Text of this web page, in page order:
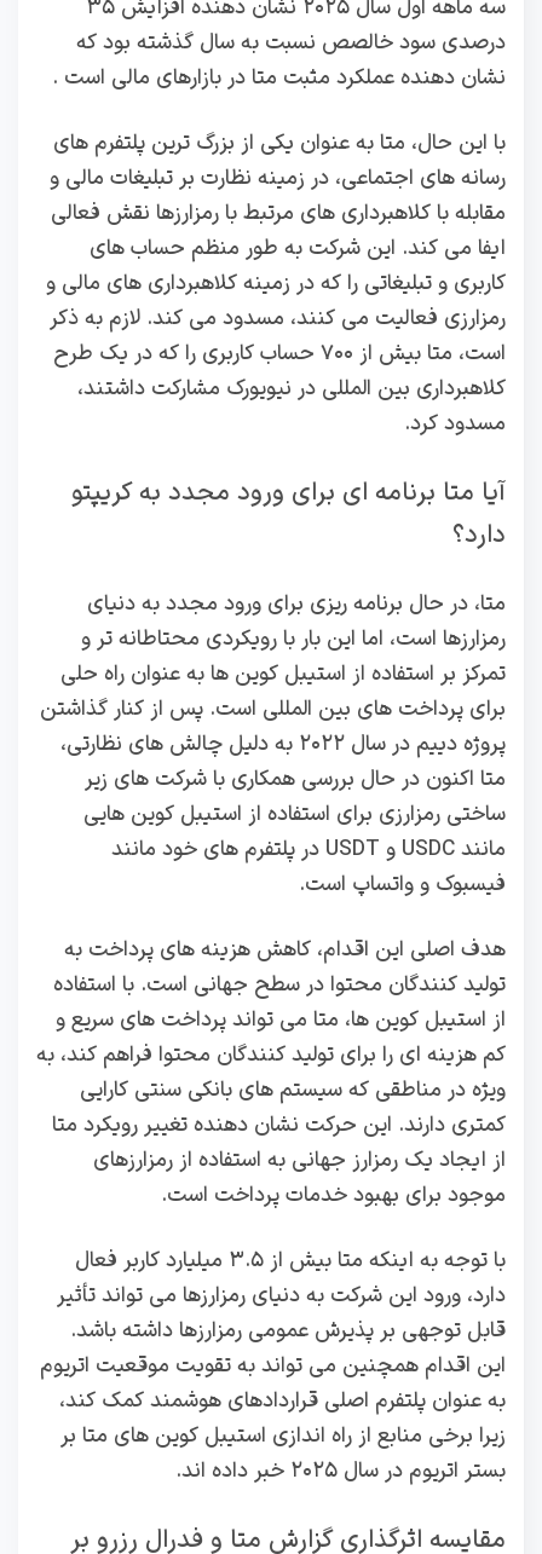
سه‌ ماهه اول سال ۲۰۲۵ نشان‌ دهنده افزایش ۳۵
درصدی سود خالصص نسبت به سال گذشته بود که
نشان‌ دهنده عملکرد مثبت متا در بازارهای مالی است .
با این حال، متا به‌ عنوان یکی از بزرگ‌ ترین پلتفرم‌ های
رسانه‌ های اجتماعی، در زمینه نظارت بر تبلیغات مالی و
مقابله با کلاهبرداری‌ های مرتبط با رمزارزها نقش فعالی
ایفا می‌ کند. این شرکت به‌ طور منظم حساب‌ های
کاربری و تبلیغاتی را که در زمینه کلاهبرداری‌ های مالی و
رمزارزی فعالیت می‌ کنند، مسدود می‌ کند. لازم به ذکر
است، متا بیش از ۷۰۰ حساب کاربری را که در یک طرح
کلاهبرداری بین‌ المللی در نیویورک مشارکت داشتند،
مسدود کرد.
آیا متا برنامه ‌ای برای ورود مجدد به کریپتو
دارد؟
متا، در حال برنامه‌ ریزی برای ورود مجدد به دنیای
رمزارزها است، اما این بار با رویکردی محتاطانه‌ تر و
تمرکز بر استفاده از استیبل‌ کوین‌ ها به‌ عنوان راه‌ حلی
برای پرداخت‌ های بین‌ المللی است. پس از کنار گذاشتن
پروژه دییم در سال ۲۰۲۲ به‌ دلیل چالش‌ های نظارتی،
متا اکنون در حال بررسی همکاری با شرکت‌ های زیر
ساختی رمزارزی برای استفاده از استیبل‌ کوین‌ هایی
مانند USDC و USDT در پلتفرم‌ های خود مانند
فیسبوک و واتساپ است.
هدف اصلی این اقدام، کاهش هزینه‌ های پرداخت به
تولید کنندگان محتوا در سطح جهانی است. با استفاده
از استیبل‌ کوین‌ ها، متا می‌ تواند پرداخت‌ های سریع و
کم‌ هزینه‌ ای را برای تولید کنندگان محتوا فراهم کند، به‌
ویژه در مناطقی که سیستم‌ های بانکی سنتی کارایی
کمتری دارند. این حرکت نشان‌ دهنده تغییر رویکرد متا
از ایجاد یک رمزارز جهانی به استفاده از رمزارزهای
موجود برای بهبود خدمات پرداخت است.
با توجه به اینکه متا بیش از ۳.۵ میلیارد کاربر فعال
دارد، ورود این شرکت به دنیای رمزارزها می‌ تواند تأثیر
قابل‌ توجهی بر پذیرش عمومی رمزارزها داشته باشد.
این اقدام همچنین می‌ تواند به تقویت موقعیت اتریوم
به‌ عنوان پلتفرم اصلی قراردادهای هوشمند کمک کند،
زیرا برخی منابع از راه‌ اندازی استیبل‌ کوین‌ های متا بر
بستر اتریوم در سال ۲۰۲۵ خبر داده‌ اند.
مقایسه اثرگذاری گزارش متا و فدرال رزرو بر